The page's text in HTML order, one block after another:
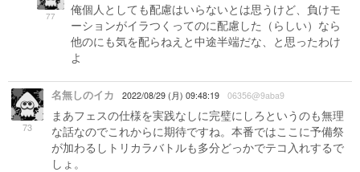
77
俺個人としても配慮はいらないとは思うけど、負けモ
ーションがイラつくってのに配慮した（らしい）なら
他のにも気を配らねえと中途半端だな、と思ったわけ
よ
73
名無しのイカ 2022/08/29 (月) 09:48:19 06356@9aba9
まあフェスの仕様を実践なしに完璧にしろというのも無理
な話なのでこれからに期待ですね。本番ではここに予備祭
が加わるしトリカラバトルも多分どっかでテコ入れするで
しょ。